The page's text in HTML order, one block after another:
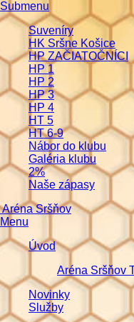
Submenu
Suveníry
HK Sršne Košice
HP ZAČIATOČNÍCI
HP 1
HP 2
HP 3
HP 4
HT 5
HT 6-9
Nábor do klubu
Galéria klubu
2%
Naše zápasy
Aréna Sršňov
Menu
Úvod
Aréna Sršňov
Novinky
Služby